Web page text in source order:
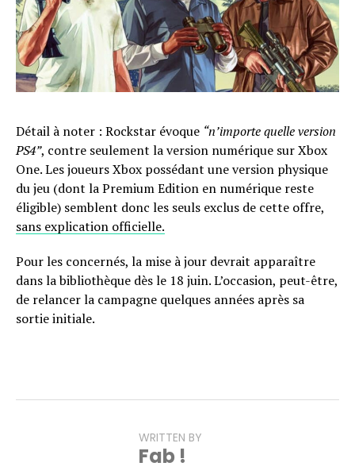
Détail à noter : Rockstar évoque “n’importe quelle version
PS4”, contre seulement la version numérique sur Xbox
One. Les joueurs Xbox possédant une version physique
du jeu (dont la Premium Edition en numérique reste
éligible) semblent donc les seuls exclus de cette offre,
sans explication officielle.
Pour les concernés, la mise à jour devrait apparaître
dans la bibliothèque dès le 18 juin. L’occasion, peut-être,
de relancer la campagne quelques années après sa
sortie initiale.
WRITTEN BY
Fab !